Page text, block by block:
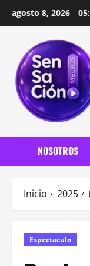
agosto 8, 2026
NOSOTROS
Inicio 2025
Espectaculo